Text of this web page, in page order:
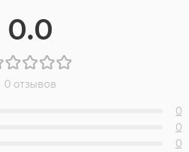
0.0
0 отзывов
0
0
0